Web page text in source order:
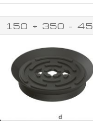
150 ÷ 350 - 45